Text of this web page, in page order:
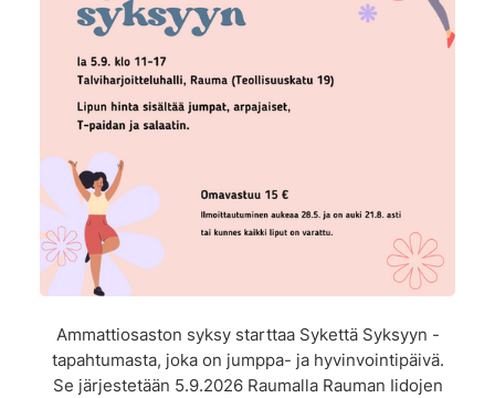
Ammattiosaston syksy starttaa Sykettä Syksyyn -
tapahtumasta, joka on jumppa- ja hyvinvointipäivä.
Se järjestetään 5.9.2026 Raumalla Rauman Iidojen